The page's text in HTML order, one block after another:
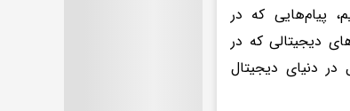
پیام‌هایی که در
دیجیتالی که در
دنیای دیجیتال